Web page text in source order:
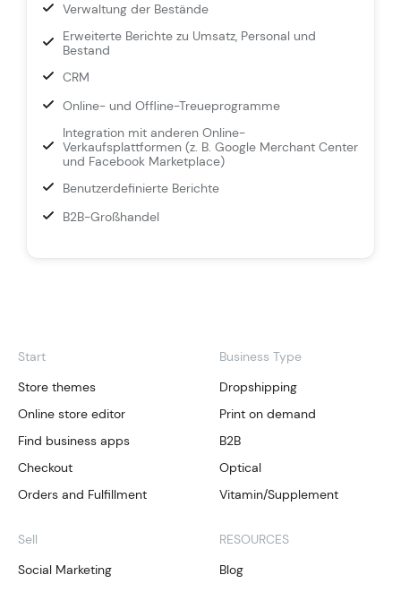
Verwaltung der Bestände
Erweiterte Berichte zu Umsatz, Personal und
Bestand
CRM
Online- und Offline-Treueprogramme
Integration mit anderen Online-
Verkaufsplattformen (z. B. Google Merchant Center
und Facebook Marketplace)
Benutzerdefinierte Berichte
B2B-Großhandel
Start
Store themes
Online store editor
Find business apps
Checkout
Orders and Fulfillment
Sell
Social Marketing
Business Type
Dropshipping
Print on demand
B2B
Optical
Vitamin/Supplement
RESOURCES
Blog